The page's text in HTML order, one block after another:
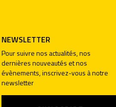
NEWSLETTER
Pour suivre nos actualités, nos
dernières nouveautés et nos
évènements, inscrivez-vous à notre
newsletter